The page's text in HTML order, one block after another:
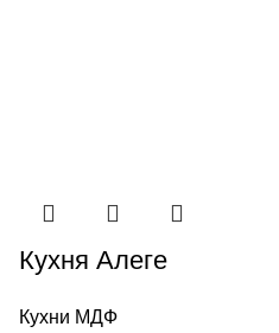
Кухня Алеге
Кухни МДФ